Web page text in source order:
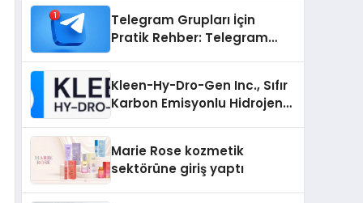
Telegram Grupları İçin
Pratik Rehber: Telegram
Kleen-Hy-Dro-Gen Inc., Sıfır
Karbon Emisyonlu Hidrojen
Aldı
Marie Rose kozmetik
sektörüne giriş yaptı